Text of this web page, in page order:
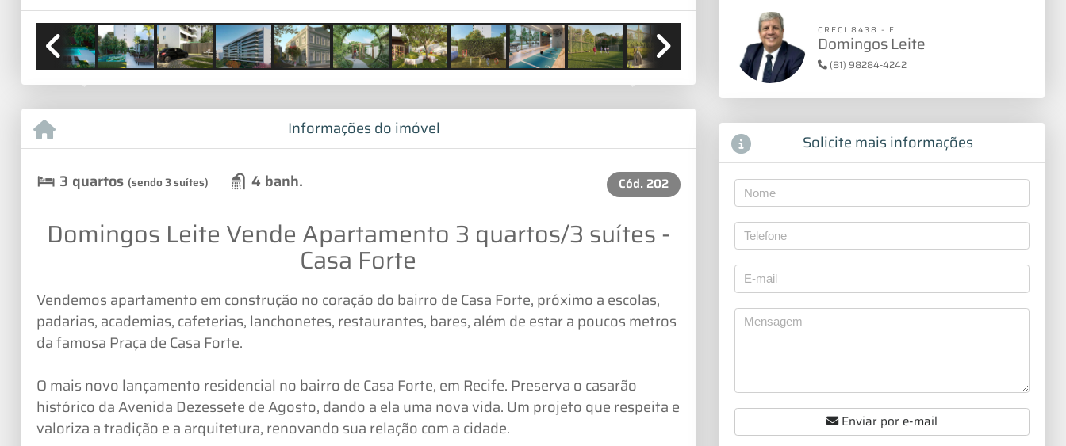
Previous Next
Informações do imóvel
3 quartos (sendo 3 suítes) 4 banh. Cód. 202
Domingos Leite Vende Apartamento 3 quartos/3 suítes -
Casa Forte
Vendemos apartamento em construção no coração do bairro de Casa Forte, próximo a escolas,
padarias, academias, cafeterias, lanchonetes, restaurantes, bares, além de estar a poucos metros
da famosa Praça de Casa Forte.
O mais novo lançamento residencial no bairro de Casa Forte, em Recife. Preserva o casarão
histórico da Avenida Dezessete de Agosto, dando a ela uma nova vida. Um projeto que respeita e
valoriza a tradição e a arquitetura, renovando sua relação com a cidade.
CRECI 8438 - F
Domingos Leite
(81) 98284-4242
Solicite mais informações
Enviar por e-mail